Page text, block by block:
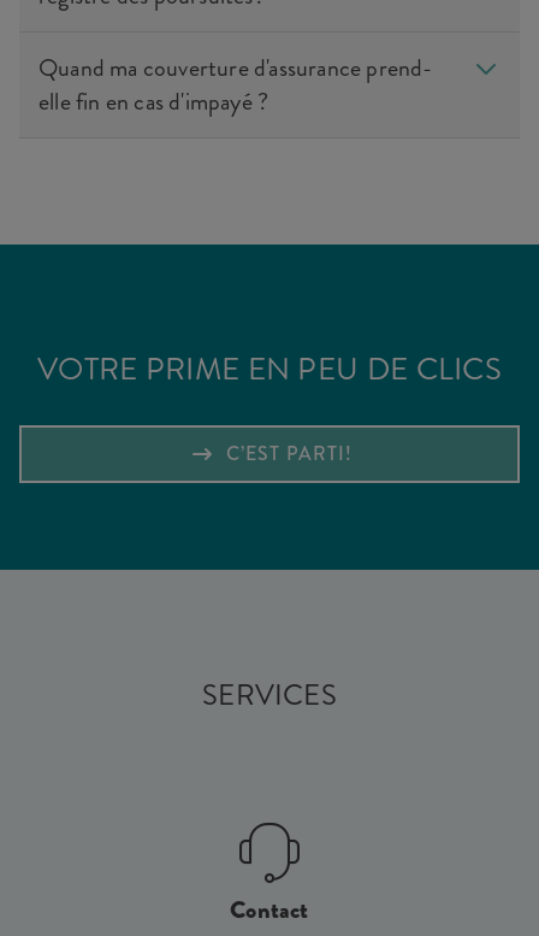
Quand ma couverture d'assurance prend-
elle fin en cas d'impayé ?
VOTRE PRIME EN PEU DE CLICS
C’EST PARTI!
SERVICES
Contact